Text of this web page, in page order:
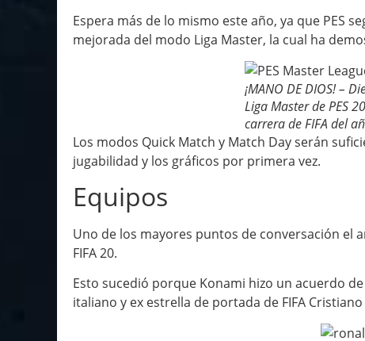
Espera más de lo mismo este año, ya que PES
mejorada del modo Liga Master, la cual ha
¡MANO DE DIOS! –
Liga Master de PES
carrera de FIFA del
Los modos Quick Match y Match Day serán
jugabilidad y los gráficos por primera vez.
Equipos
Uno de los mayores puntos de conversación el
FIFA 20.
Esto sucedió porque Konami hizo un acuerdo
italiano y ex estrella de portada de FIFA